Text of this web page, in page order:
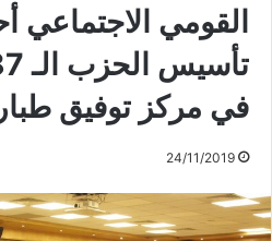
القومي الاجتماعي
في مركز توفيق
24/11/2019